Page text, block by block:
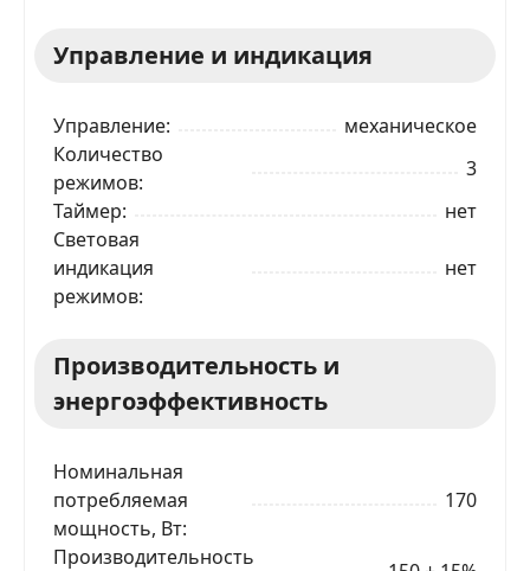
Управление и индикация
Управление
механическое
Количество
режимов
3
Таймер
нет
Световая
индикация
режимов
нет
Производительность и
энергоэффективность
Номинальная
потребляемая
мощность, Вт
170
Производительность